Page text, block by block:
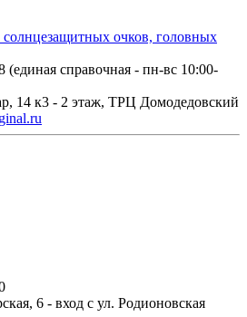
солнцезащитных очков, головных
(единая справочная - пн-вс 10:00-
14 к3 - 2 этаж, ТРЦ Домодедовский
6 - вход с ул. Родионовская